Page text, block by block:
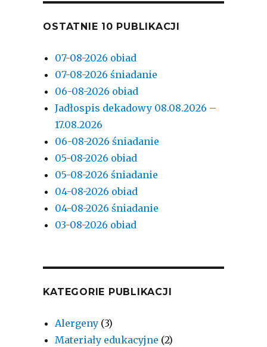
OSTATNIE 10 PUBLIKACJI
07-08-2026 obiad
07-08-2026 śniadanie
06-08-2026 obiad
Jadłospis dekadowy 08.08.2026 –
17.08.2026
06-08-2026 śniadanie
05-08-2026 obiad
05-08-2026 śniadanie
04-08-2026 obiad
04-08-2026 śniadanie
03-08-2026 obiad
KATEGORIE PUBLIKACJI
Alergeny (3)
Materiały edukacyjne (2)